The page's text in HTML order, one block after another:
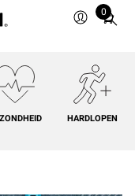
0
Total
cart:
0
HARDLOPEN